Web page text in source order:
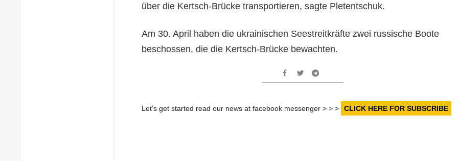
über die Kertsch-Brücke transportieren, sagte Pletentschuk.
Am 30. April haben die ukrainischen Seestreitkräfte zwei russische Boote
beschossen, die die Kertsch-Brücke bewachten.
Let’s get started read our news at facebook messenger > > > CLICK HERE FOR SUBSCRIBE